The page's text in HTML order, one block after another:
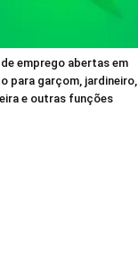
emprego abertas em
para garçom, jardineiro,
e outras funções